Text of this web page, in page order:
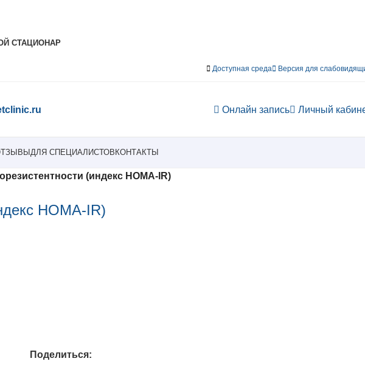
СТАЦИОНАР
Доступная среда Версия для
Онлайн запись Личный
ДЛЯ СПЕЦИАЛИСТОВ КОНТАКТЫ
(индекс HOMA-IR)
HOMA-IR)
Поделиться: